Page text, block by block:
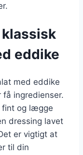
klassisk
eddike
med eddike
ingredienser.
fint og lægge
dressing lavet
er vigtigt at
til din